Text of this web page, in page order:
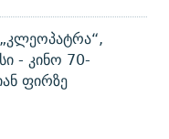
- კინო 70-
ფირზე